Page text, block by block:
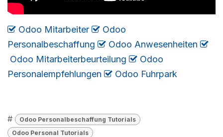
Odoo Mitarbeiter
Odoo
Personalbeschaffung
Odoo Anwesenheiten
Odoo Mitarbeiterbeurteilung
Odoo
Personalempfehlungen
Odoo Fuhrpark
#
Odoo Personalbeschaffung Tutorials
​Odoo Personal Tutorials